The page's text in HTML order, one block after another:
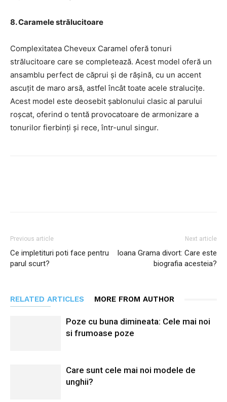
8. Caramele strălucitoare
Complexitatea Cheveux Caramel oferă tonuri
strălucitoare care se completează. Acest model oferă un
ansamblu perfect de căprui și de rășină, cu un accent
ascuțit de maro arsă, astfel încât toate acele stralucițe.
Acest model este deosebit șablonului clasic al parului
roșcat, oferind o tentă provocatoare de armonizare a
tonurilor fierbinți și rece, într-unul singur.
Previous article
Ce impletituri poti face pentru
parul scurt?
Next article
Ioana Grama divort: Care este
biografia acesteia?
RELATED ARTICLES MORE FROM AUTHOR
Poze cu buna dimineata: Cele mai noi
si frumoase poze
Care sunt cele mai noi modele de
unghii?